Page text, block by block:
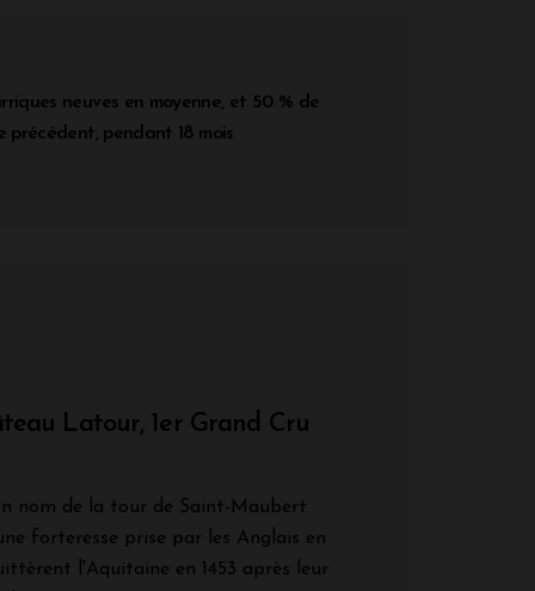
neuves en moyenne, et 50 % de
précédent, pendant 18 mois
Latour, 1er Grand Cru
nom de la tour de Saint-Maubert
forteresse prise par les Anglais en
l'Aquitaine en 1453 après leur